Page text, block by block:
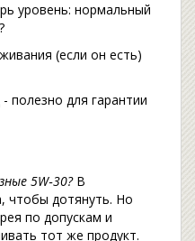
уровень: нормальный
(если он есть)
полезно для гарантии
5W‑30?В
чтобы дотянуть. Но
по допускам и
тот же продукт.